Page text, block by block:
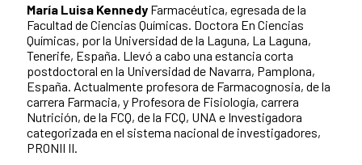
María Luisa Kennedy Farmacéutica, egresada de la
Facultad de Ciencias Químicas. Doctora En Ciencias
Químicas, por la Universidad de la Laguna, La Laguna,
Tenerife, España. Llevó a cabo una estancia corta
postdoctoral en la Universidad de Navarra, Pamplona,
España. Actualmente profesora de Farmacognosia, de la
carrera Farmacia, y Profesora de Fisiología, carrera
Nutrición, de la FCQ, de la FCQ, UNA e Investigadora
categorizada en el sistema nacional de investigadores,
PRONII II.